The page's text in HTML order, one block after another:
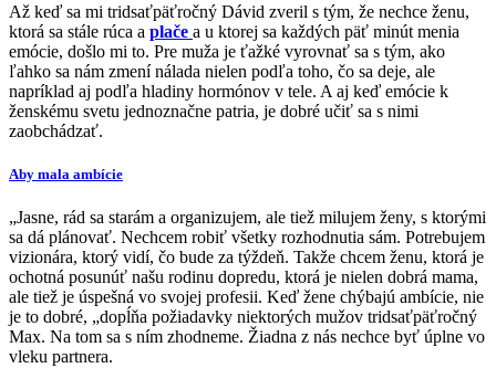
Až keď sa mi tridsaťpäťročný Dávid zveril s tým, že nechce ženu,
ktorá sa stále rúca a plače a u ktorej sa každých päť minút menia
emócie, došlo mi to. Pre muža je ťažké vyrovnať sa s tým, ako
ľahko sa nám zmení nálada nielen podľa toho, čo sa deje, ale
napríklad aj podľa hladiny hormónov v tele. A aj keď emócie k
ženskému svetu jednoznačne patria, je dobré učiť sa s nimi
zaobchádzať.
Aby mala ambície
„Jasne, rád sa starám a organizujem, ale tiež milujem ženy, s ktorými
sa dá plánovať. Nechcem robiť všetky rozhodnutia sám. Potrebujem
vizionára, ktorý vidí, čo bude za týždeň. Takže chcem ženu, ktorá je
ochotná posunúť našu rodinu dopredu, ktorá je nielen dobrá mama,
ale tiež je úspešná vo svojej profesii. Keď žene chýbajú ambície, nie
je to dobré, „dopĺňa požiadavky niektorých mužov tridsaťpäťročný
Max. Na tom sa s ním zhodneme. Žiadna z nás nechce byť úplne vo
vleku partnera.